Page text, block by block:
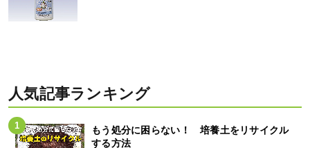
人気記事ランキング
もう処分に困らない！ 培養土をリサイクル
する方法